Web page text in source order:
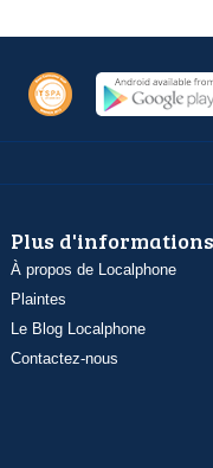
Plus d'informations
À propos de Localphone
Plaintes
Le Blog Localphone
Contactez-nous